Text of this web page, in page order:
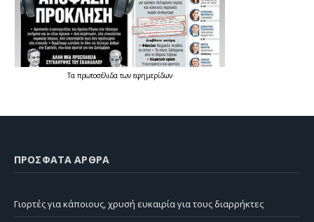
Τα πρωτοσέλιδατων εφημερίδων
ΠΡΌΣΦΑΤΑ ΆΡΘΡΑ
Γιορτές για κάποιους, χρυσή ευκαιρία για τους διαρρήκτες